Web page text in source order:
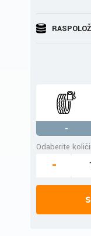
-
Odaberite
-